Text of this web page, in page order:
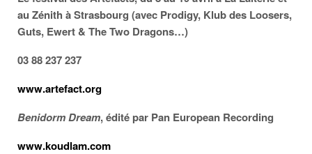
au Zénith à Strasbourg (avec Prodigy, Klub des Loosers,
Guts, Ewert & The Two Dragons…)
03 88 237 237
www.artefact.org
Benidorm Dream, édité par Pan European Recording
www.koudlam.com